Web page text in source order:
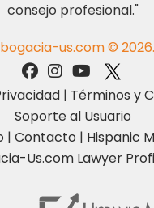
consejo profesional."
us.com © 2026.
| Términos y
Soporte al Usuario
| Contacto | Hispanic
Us.com Lawyer